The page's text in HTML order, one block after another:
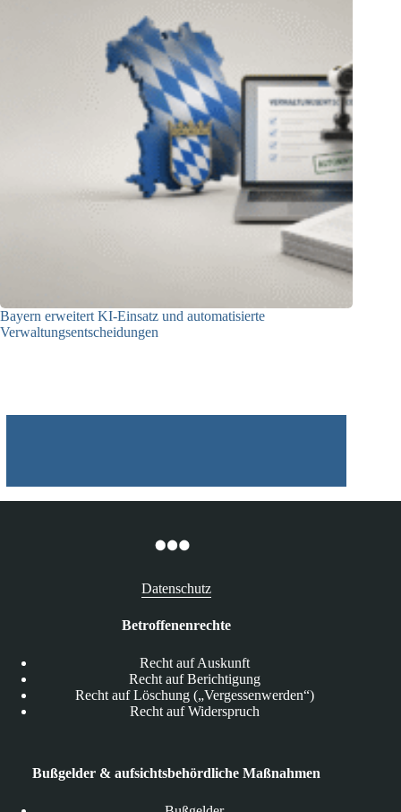
Bayern erweitert KI-Einsatz und automatisierte
Verwaltungsentscheidungen
Datenschutz
Betroffenenrechte
Recht auf Auskunft
Recht auf Berichtigung
Recht auf Löschung („Vergessenwerden“)
Recht auf Widerspruch
Bußgelder & aufsichtsbehördliche Maßnahmen